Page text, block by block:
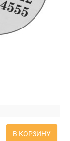
В КОРЗИНУ